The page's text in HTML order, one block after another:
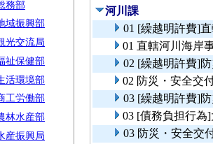
務部
域振興部
光交流局
祉保健部
活環境部
工労働部
林水産部
産振興局
河川課
01 [繰越明許費]
01 直轄河川海岸
02 [繰越明許費]
02 防災・安全交
03 [繰越明許費]
03 [債務負担行
03 防災・安全交